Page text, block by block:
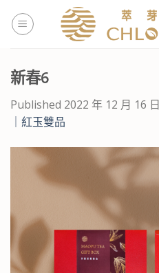
新春6
Published 2022 年 12 月 16 日
｜紅玉雙品